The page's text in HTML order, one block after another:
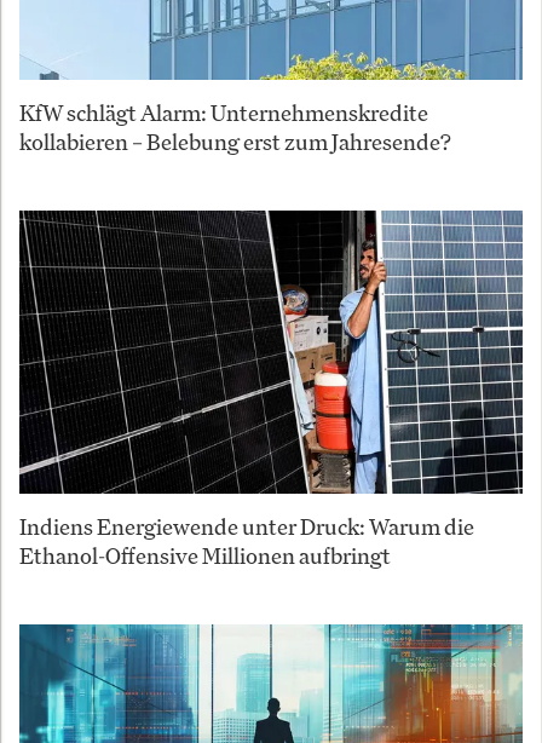
KfW schlägt Alarm: Unternehmenskredite
kollabieren – Belebung erst zum Jahresende?
Indiens Energiewende unter Druck: Warum die
Ethanol-Offensive Millionen aufbringt